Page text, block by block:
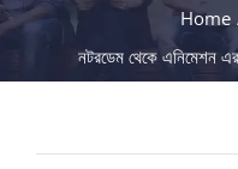
Home
নটরডেম থেকে এনিমেশন